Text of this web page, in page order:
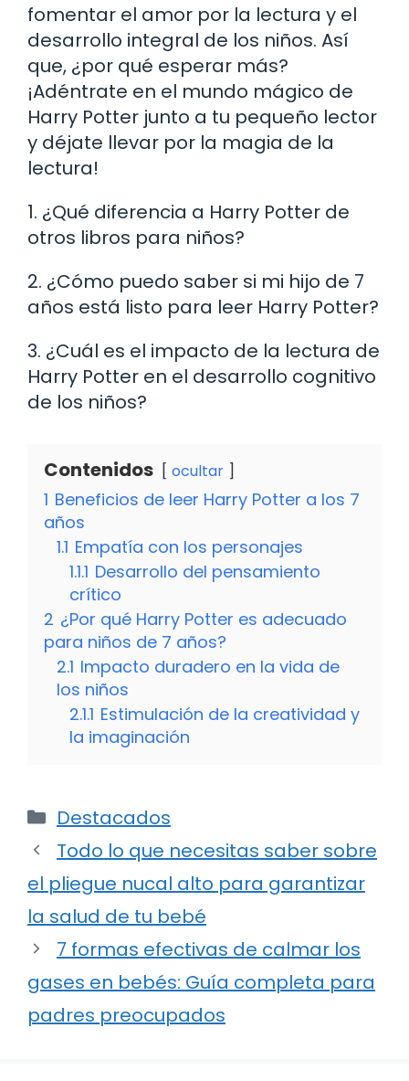
fomentar el amor por la lectura y el
desarrollo integral de los niños. Así
que, ¿por qué esperar más?
¡Adéntrate en el mundo mágico de
Harry Potter junto a tu pequeño lector
y déjate llevar por la magia de la
lectura!
1. ¿Qué diferencia a Harry Potter de
otros libros para niños?
2. ¿Cómo puedo saber si mi hijo de 7
años está listo para leer Harry Potter?
3. ¿Cuál es el impacto de la lectura de
Harry Potter en el desarrollo cognitivo
de los niños?
Contenidos ocultar
1 Beneficios de leer Harry Potter a los 7
años
1.1 Empatía con los personajes
1.1.1 Desarrollo del pensamiento
crítico
2 ¿Por qué Harry Potter es adecuado
para niños de 7 años?
2.1 Impacto duradero en la vida de
los niños
2.1.1 Estimulación de la creatividad y
la imaginación
Categorías
Destacados
Todo lo que necesitas saber sobre
el pliegue nucal alto para garantizar
la salud de tu bebé
7 formas efectivas de calmar los
gases en bebés: Guía completa para
padres preocupados